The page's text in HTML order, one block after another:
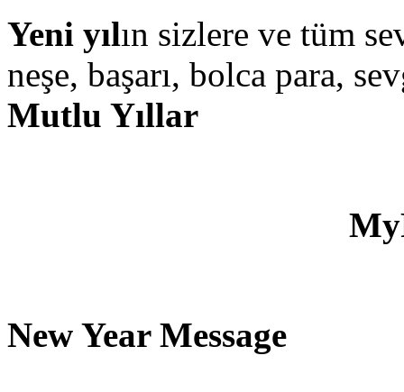
Yeni yılın sizlere ve tüm
neşe, başarı, bolca para,
Mutlu Yıllar
New Year Message